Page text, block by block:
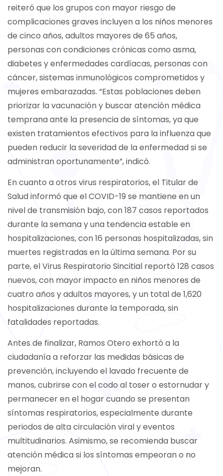
reiteró que los grupos con mayor riesgo de
complicaciones graves incluyen a los niños menores
de cinco años, adultos mayores de 65 años,
personas con condiciones crónicas como asma,
diabetes y enfermedades cardíacas, personas con
cáncer, sistemas inmunológicos comprometidos y
mujeres embarazadas. “Estas poblaciones deben
priorizar la vacunación y buscar atención médica
temprana ante la presencia de síntomas, ya que
existen tratamientos efectivos para la influenza que
pueden reducir la severidad de la enfermedad si se
administran oportunamente”, indicó.
En cuanto a otros virus respiratorios, el Titular de
Salud informó que el COVID-19 se mantiene en un
nivel de transmisión bajo, con 187 casos reportados
durante la semana y una tendencia estable en
hospitalizaciones, con 16 personas hospitalizadas, sin
muertes registradas en la última semana. Por su
parte, el Virus Respiratorio Sincitial reportó 128 casos
nuevos, con mayor impacto en niños menores de
cuatro años y adultos mayores, y un total de 1,620
hospitalizaciones durante la temporada, sin
fatalidades reportadas.
Antes de finalizar, Ramos Otero exhortó a la
ciudadanía a reforzar las medidas básicas de
prevención, incluyendo el lavado frecuente de
manos, cubrirse con el codo al toser o estornudar y
permanecer en el hogar cuando se presentan
síntomas respiratorios, especialmente durante
periodos de alta circulación viral y eventos
multitudinarios. Asimismo, se recomienda buscar
atención médica si los síntomas empeoran o no
mejoran.